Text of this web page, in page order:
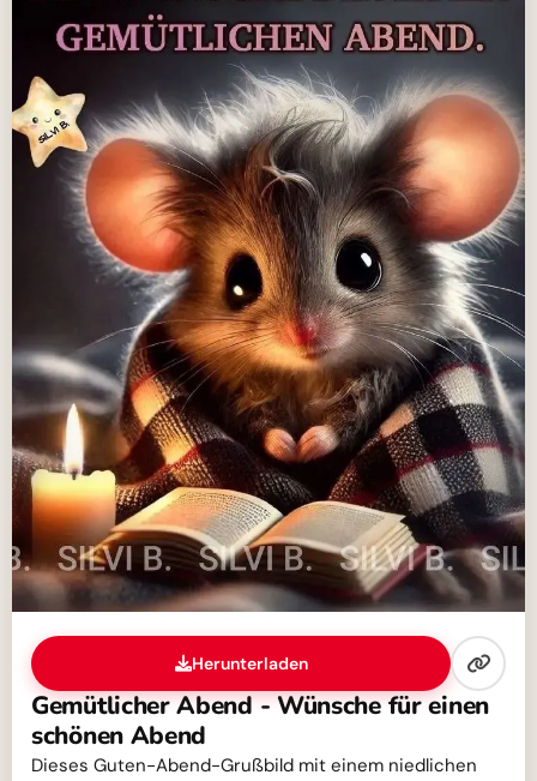
Herunterladen
Gemütlicher Abend - Wünsche für einen
schönen Abend
Dieses Guten-Abend-Grußbild mit einem niedlichen